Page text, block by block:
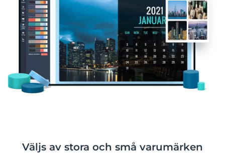
Väljs av stora och små varumärken